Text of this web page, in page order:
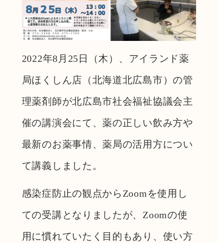
2022年8月25日（木）、アイランド薬
局ほくしん店（北海道北広島市）の管
理薬剤師が北広島市社会福祉協議会主
催の講演会にて、薬の正しい飲み方や
最新のお薬事情、薬局の活用方につい
て講義しました。
感染症防止の観点からZoomを使用し
ての受講となりましたが、Zoomの使
用に慣れていたく目的もあり、使い方